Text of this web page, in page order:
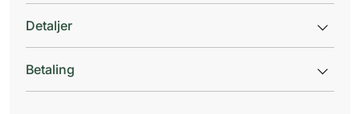
Detaljer
Betaling